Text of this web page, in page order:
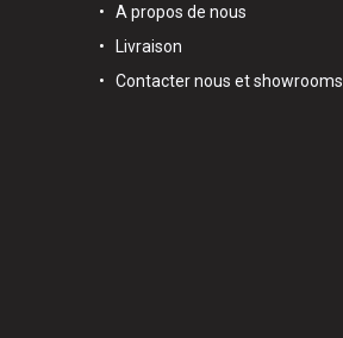
A propos de nous
Livraison
Contacter nous et showrooms